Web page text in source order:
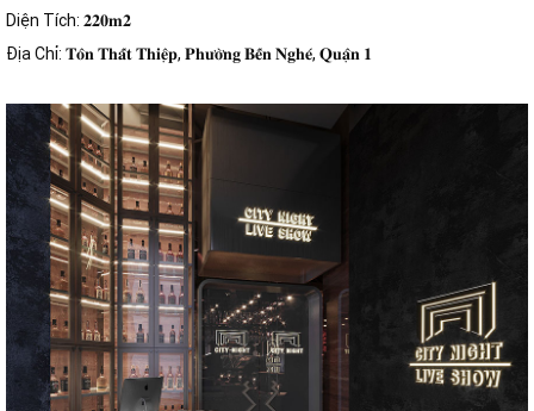
Diện Tích: 𝟐𝟐𝟎𝐦𝟐
Địa Chỉ: 𝐓𝐨̂𝐧 𝐓𝐡𝐚̂́𝐭 𝐓𝐡𝐢𝐞̣̂𝐩, 𝐏𝐡𝐮̛𝐨̛̀𝐧𝐠 𝐁𝐞̂́𝐧 𝐍𝐠𝐡𝐞́, 𝐐𝐮𝐚̣̂𝐧 𝟏